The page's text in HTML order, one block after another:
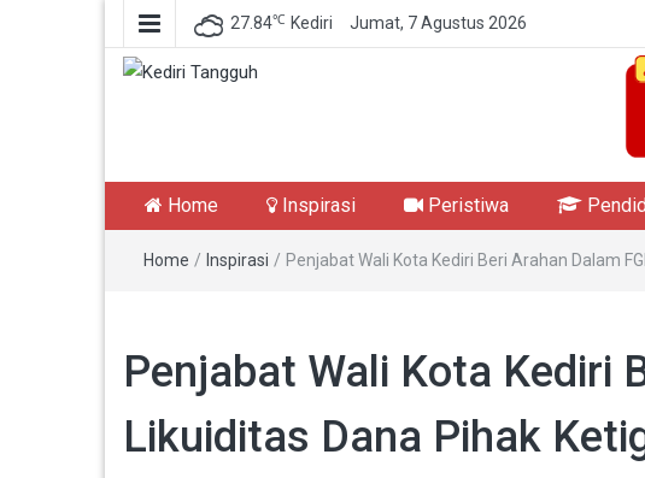
27.84℃ Kediri Jumat, 7 Agustus 2026
Home Inspirasi Peristiwa
Home / Inspirasi / Penjabat Wali Kota Kediri Beri Arahan Dalam
Penjabat Wali Kota Kediri
Likuiditas Dana Pihak